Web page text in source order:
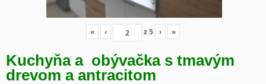
« ‹ z5 › »
Kuchyňa a obývačka s tmavým
drevom a antracitom